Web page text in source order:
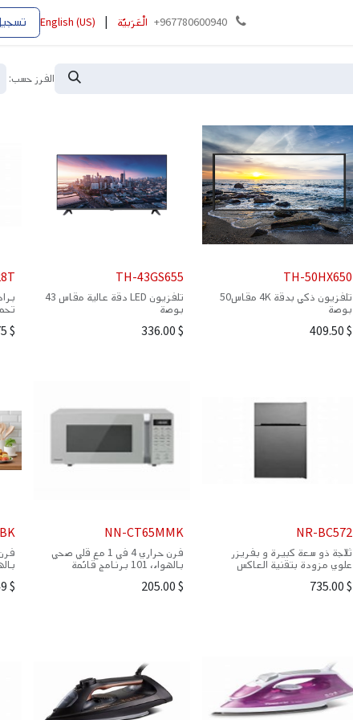
+967780600940 الْعَرَبيّة English (US)
الفرز حسب:
TH-50HX650
تلفزيون ذكي بدقة 4K مقاس50
بوصة
$
409.50
TH-43GS655
تلفزيون LED دقة عالية مقاس 43
بوصة
$
336.00
$
NR-BC572
ثلاجة ذو سعة كبيرة و بفريزر
علوي مزودة بتقنية العاكس
$
735.00
NN-CT65MMK
فرن حراري 4 في 1 مع قلي صحي
بالهواء، 101 برنامج قائمة
$
205.00
$